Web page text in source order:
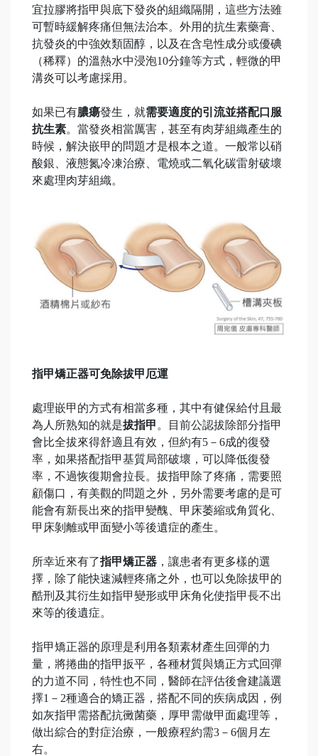
宜拉膠將指甲與底下發炎的組織隔開，這些方法雖
可暫時緩解疼痛但無法治本。外用的抗生素藥膏、
抗發炎的中強效類固醇，以及在含皂性成分或優碘
（稀釋）的溫熱水中浸泡10分鐘等方式，輕微的甲
溝炎可以考慮採用。
如果已有膿瘍發生，就需要適度的引流並搭配口服
抗生素。當發炎相當厲害，甚至有肉芽組織產生的
時候，解決嵌甲的問題才是根本之道。一般常以硝
酸銀、液態氮冷凍治療、電燒或二氧化碳雷射破壞
來處理肉芽組織。
指甲矯正器可免除拔甲厄運
處理嵌甲的方式有相當多種，其中有健保給付且最
為人所熟知的就是拔指甲 。目前公認拔除部分指甲
會比全拔來得舒適且有效，但約有5－6成的復發
率，如果搭配指甲基質局部破壞，可以降低復發
率，不過恢復期會拉長。拔指甲除了疼痛，需要照
顧傷口，有美觀的問題之外，另外需要考慮的是可
能會有新長出來的指甲變醜、甲床萎縮或角質化、
甲床剝離或甲面變小等後遺症的產生。
所幸近來有了指甲矯正器 ，讓患者有更多樣的選
擇，除了能快速減輕疼痛之外，也可以免除拔甲的
酷刑及其衍生如指甲變形或甲床角化使指甲長不出
來等的後遺症。
指甲矯正器的原理是利用各類素材產生回彈的力
量，將捲曲的指甲扳平，各種材質與矯正方式回彈
的力道不同，特性也不同，醫師在評估後會建議選
擇1－2種適合的矯正器，搭配不同的疾病成因，例
如灰指甲需搭配抗黴菌藥，厚甲需做甲面處理等，
做出綜合的對症治療，一般療程約需3－6個月左
右。